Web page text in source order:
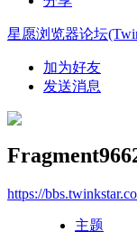
星愿浏览器论坛
加为好友
发送消息
https://
主题